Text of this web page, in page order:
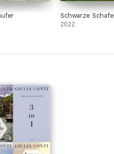
Schwarze Schafe
2022